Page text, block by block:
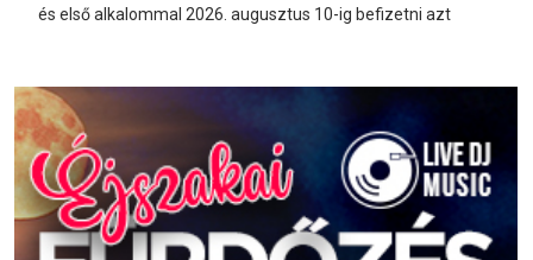
és első alkalommal 2026. augusztus 10-ig befizetni azt